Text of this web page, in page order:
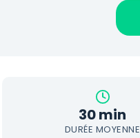
30 min
DURÉE MOYENNE